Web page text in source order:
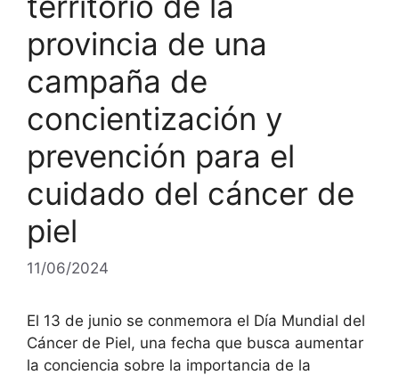
provincia de una
campaña de
concientización y
prevención para el
cuidado del cáncer de
piel
11/06/2024
El 13 de junio se conmemora el Día Mundial del
Cáncer de Piel, una fecha que busca aumentar
la conciencia sobre la importancia de la